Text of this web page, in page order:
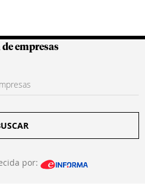
Colombianas
empresas
por: